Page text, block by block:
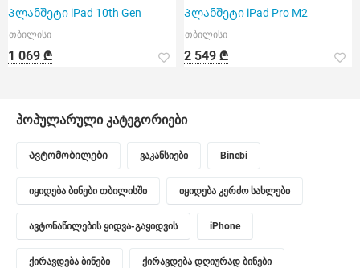
Პლანშეტი iPad 10th Gen
თბილისი
1 069 ₾
Პლანშეტი iPad Pro M2
თბილისი
2 549 ₾
პოპულარული კატეგორიები
Ავტომობილები ვაკანსიები Binebi
იყიდება ბინები თბილისში იყიდება კერძო სახლები
ავტონაწილების ყიდვა-გაყიდვის iPhone
ქირავდება ბინები ქირავდება დღიურად ბინები